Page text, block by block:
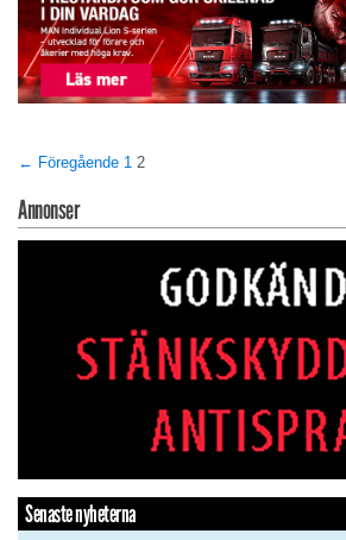
← Föregående 1 2
Annonser
Senaste nyheterna